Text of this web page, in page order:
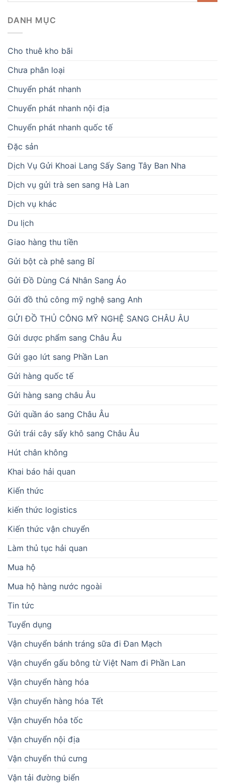
DANH MỤC
Cho thuê kho bãi
Chưa phân loại
Chuyển phát nhanh
Chuyển phát nhanh nội địa
Chuyển phát nhanh quốc tế
Đặc sản
Dịch Vụ Gửi Khoai Lang Sấy Sang Tây Ban Nha
Dịch vụ gửi trà sen sang Hà Lan
Dịch vụ khác
Du lịch
Giao hàng thu tiền
Gửi bột cà phê sang Bỉ
Gửi Đồ Dùng Cá Nhân Sang Áo
Gửi đồ thủ công mỹ nghệ sang Anh
GỬI ĐỒ THỦ CÔNG MỸ NGHỆ SANG CHÂU ÂU
Gửi dược phẩm sang Châu Âu
Gửi gạo lứt sang Phần Lan
Gửi hàng quốc tế
Gửi hàng sang châu Âu
Gửi quần áo sang Châu Âu
Gửi trái cây sấy khô sang Châu Âu
Hút chân không
Khai báo hải quan
Kiến thức
kiến thức logistics
Kiến thức vận chuyển
Làm thủ tục hải quan
Mua hộ
Mua hộ hàng nước ngoài
Tin tức
Tuyển dụng
Vận chuyển bánh tráng sữa đi Đan Mạch
Vận chuyển gấu bông từ Việt Nam đi Phần Lan
Vận chuyển hàng hóa
Vận chuyển hàng hóa Tết
Vận chuyển hỏa tốc
Vận chuyển nội địa
Vận chuyển thú cưng
Vận tải đường biển